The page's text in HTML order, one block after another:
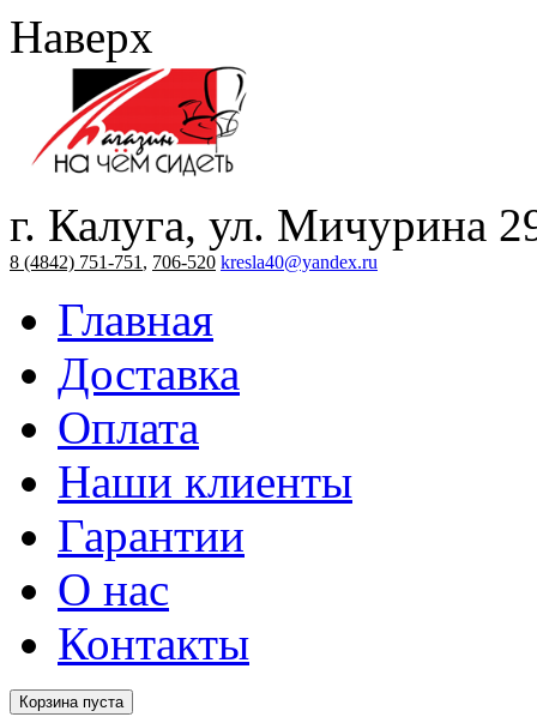
Наверх
г. Калуга, ул. Мичурина
8 (4842) 751-751 , 706-520 kresla40@yandex.ru
Главная
Доставка
Оплата
Наши клиенты
Гарантии
О нас
Контакты
Корзина пуста